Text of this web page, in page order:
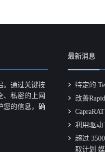
。通过关键技
、私密的上网
您的信息，确
最新消息
特定的
改善
利用驱动
超过
取计划